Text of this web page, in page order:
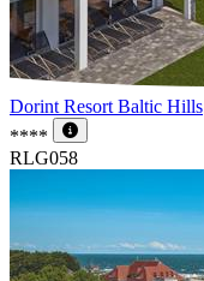
Dorint Resort Baltic Hills
****
RLG058